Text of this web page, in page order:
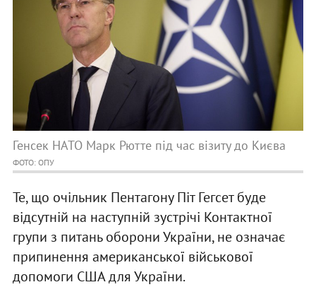
Генсек НАТО Марк Рютте під час візиту до Києва
ФОТО: ОПУ
Те, що очільник Пентагону Піт Гегсет буде
відсутній на наступній зустрічі Контактної
групи з питань оборони України, не означає
припинення американської військової
допомоги США для України.